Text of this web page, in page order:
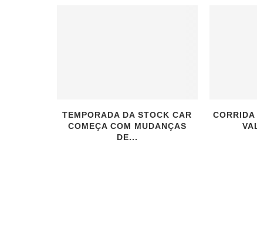
TEMPORADA DA STOCK CAR
COMEÇA COM MUDANÇAS
DE...